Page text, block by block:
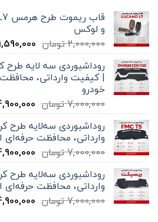
و لوکس
2,000,000تومان قیمت
بود.| کیفیت وارداتی،
خودرو
7,000,000تومان قیمت
بود.
وارداتی، محافظت حرفه‌ای
7,000,000تومان قیمت
بود.
روداشبوردی سه‌لایه
وارداتی، محافظت حرفه‌ای
7,000,000تومان قیمت